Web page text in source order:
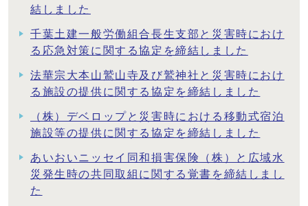
結しました
千葉土建一般労働組合長生支部と災害時におけ
る応急対策に関する協定を締結しました
法華宗大本山鷲山寺及び鷲神社と災害時におけ
る施設の提供に関する協定を締結しました
（株）デベロップと災害時における移動式宿泊
施設等の提供に関する協定を締結しました
あいおいニッセイ同和損害保険（株）と広域水
災発生時の共同取組に関する覚書を締結しまし
た